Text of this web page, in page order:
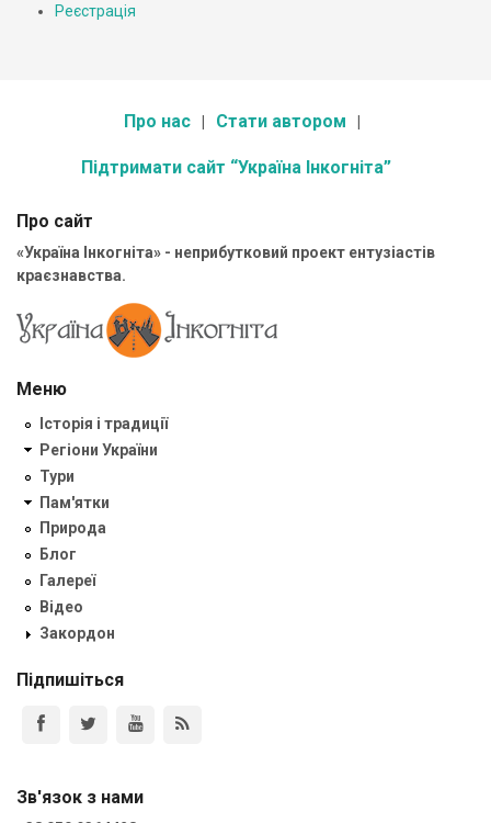
Реєстрація
Про нас Стати автором
Підтримати сайт “Україна Інкогніта”
Про сайт
«Україна Інкогніта» - неприбутковий проект ентузіастів
краєзнавства.
Меню
Історія і традиції
Регіони України
Тури
Пам'ятки
Природа
Блог
Галереї
Відео
Закордон
Підпишіться
Зв'язок з нами